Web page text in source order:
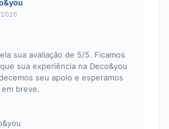
sua avaliação de 5/5. Ficamos
sua experiência na Deco&you
seu apoio e esperamos
breve.